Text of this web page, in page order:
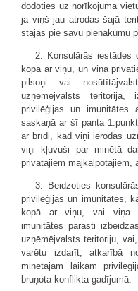
dodoties uz norīkojuma
ja viņš jau atrodas šajā
stājas pie savu pienākumu
2. Konsulārās iestādes
kopā ar viņu, un viņa
pilsoņi vai
uzņēmējvalsts teritorijā,
privilēģijas un imunitātes
saskaņā ar šī panta
ar brīdi, kad viņi ierodas
viņi kļuvuši par minētā
privātajiem mājkalpotājiem,
3. Beidzoties
privilēģijas un imunitātes,
kopā ar viņu, vai viņa
imunitātes parasti
uzņēmējvalsts teritoriju,
varētu izdarīt, atkarībā
minētajam laikam
bruņota konflikta gadījumā.